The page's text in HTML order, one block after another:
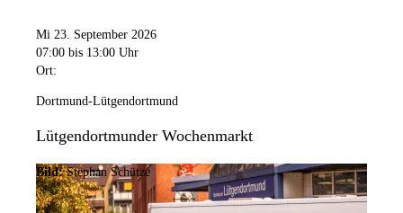
Mi 23. September 2026
07:00 bis 13:00 Uhr
Ort:
Dortmund-Lütgendortmund
Lütgendortmunder Wochenmarkt
Bild: Stephan Schütze